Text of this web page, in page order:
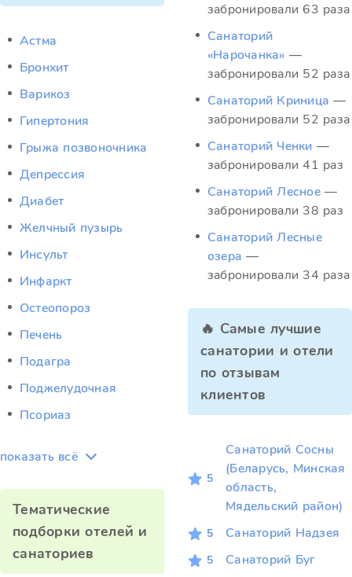
Астма
Бронхит
Варикоз
Гипертония
Грыжа позвоночника
Депрессия
Диабет
Желчный пузырь
Инсульт
Инфаркт
Остеопороз
Печень
Подагра
Поджелудочная
Псориаз
показать всё
Тематические
подборки отелей и
санаториев
забронировали 63 раза
Санаторий
«Нарочанка» —
забронировали 52 раза
Санаторий Криница —
забронировали 52 раза
Санаторий Ченки —
забронировали 41 раз
Санаторий Лесное —
забронировали 38 раз
Санаторий Лесные
озера —
забронировали 34 раза
🔥 Самые лучшие
санатории и отели
по отзывам
клиентов
5
Санаторий Сосны
(Беларусь, Минская
область,
Мядельский район)
5 Санаторий Надзея
5 Санаторий Буг